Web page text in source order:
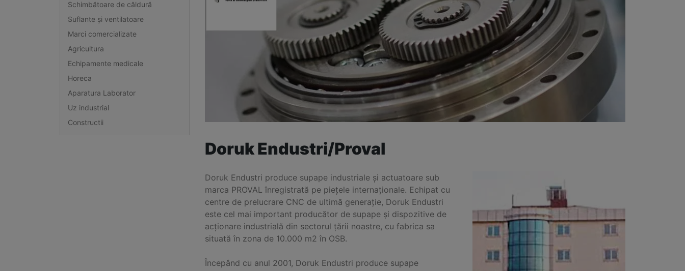
Schimbătoare de căldură
Suflante și ventilatoare
Marci comercializate
Agricultura
Echipamente medicale
Horeca
Aparatura Laborator
Uz industrial
Constructii
Doruk Endustri/Proval
Doruk Endustri produce supape industriale și actuatoare sub
marca PROVAL înregistrată pe piețele internaționale. Echipat cu
centre de prelucrare CNC de ultimă generație, Doruk Endustri
este cel mai important producător de supape și dispozitive de
acționare industrială din sectorul țării noastre, cu fabrica sa
situată în zona de 10.000 m2 în OSB.
Începând cu anul 2001, Doruk Endustri produce supape